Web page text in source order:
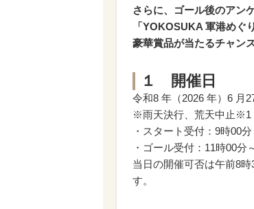
さらに、ゴール後のアン
「YOKOSUKA 軍港めぐ
豪華賞品が当たるチャン
１ 開催日
令和8 年（2026 年）6 月
※雨天決行、荒天中止※1
・スタート受付：9時00
・ゴール受付：11時00分
当日の開催可否は午前8
す。